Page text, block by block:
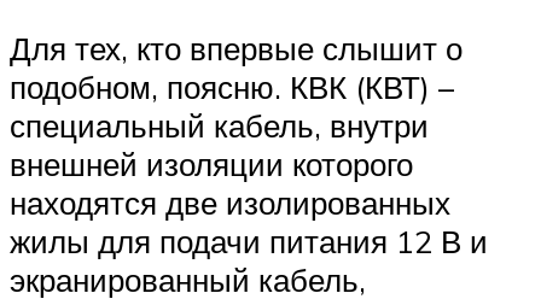
Для тех, кто впервые слышит о
подобном, поясню. КВК (КВТ) –
специальный кабель, внутри
внешней изоляции которого
находятся две изолированных
жилы для подачи питания 12 В и
экранированный кабель,